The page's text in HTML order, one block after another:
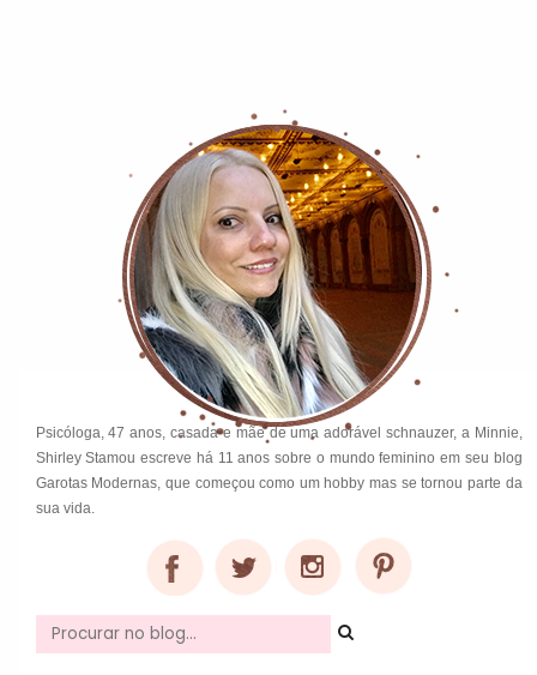
Psicóloga, 47 anos, casada e mãe de uma adorável schnauzer, a Minnie,
Shirley Stamou escreve há 11 anos sobre o mundo feminino em seu blog
Garotas Modernas, que começou como um hobby mas se tornou parte da
sua vida.